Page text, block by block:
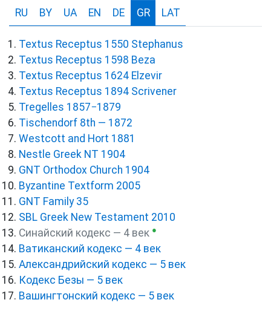
RU BY UA EN DE GR LAT
Textus Receptus 1550 Stephanus
Textus Receptus 1598 Beza
Textus Receptus 1624 Elzevir
Textus Receptus 1894 Scrivener
Tregelles 1857−1879
Tischendorf 8th — 1872
Westcott and Hort 1881
Nestle Greek NT 1904
GNT Orthodox Church 1904
Byzantine Textform 2005
GNT Family 35
SBL Greek New Testament 2010
Синайский кодекс — 4 век ●
Ватиканский кодекс — 4 век
Александрийский кодекс — 5 век
Кодекс Безы — 5 век
Вашингтонский кодекс — 5 век